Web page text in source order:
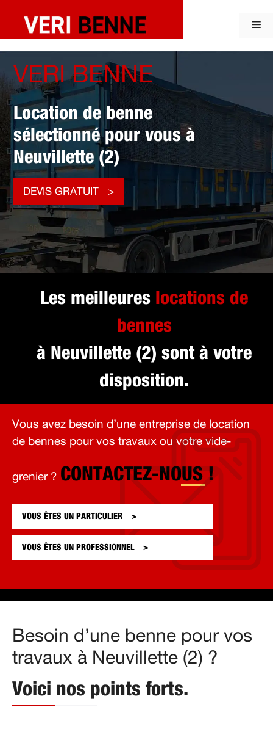
contenu
VERI BENNE
Location de benne
sélectionné pour vous à
Neuvillette (2)
DEVIS GRATUIT
Les meilleures locations de
bennes
à Neuvillette (2) sont à votre
disposition.
Vous avez besoin d’une entreprise de location
de bennes pour vos travaux ou votre vide-
grenier ? CONTACTEZ-NOUS !
VOUS ÊTES UN PARTICULIER
VOUS ÊTES UN PROFESSIONNEL
Besoin d’une benne pour vos
travaux à Neuvillette (2) ?
Voici nos points forts.